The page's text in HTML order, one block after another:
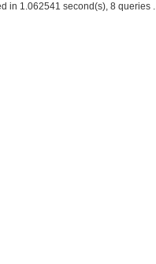
in 1.062541 second(s), 8 queries .